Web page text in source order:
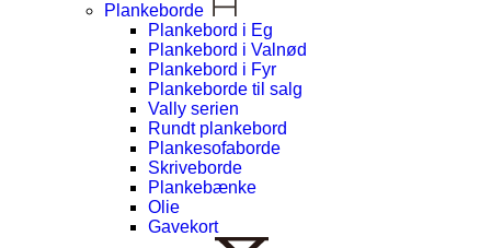
Plankeborde
Plankebord i Eg
Plankebord i Valnød
Plankebord i Fyr
Plankeborde til salg
Vally serien
Rundt plankebord
Plankesofaborde
Skriveborde
Plankebænke
Olie
Gavekort